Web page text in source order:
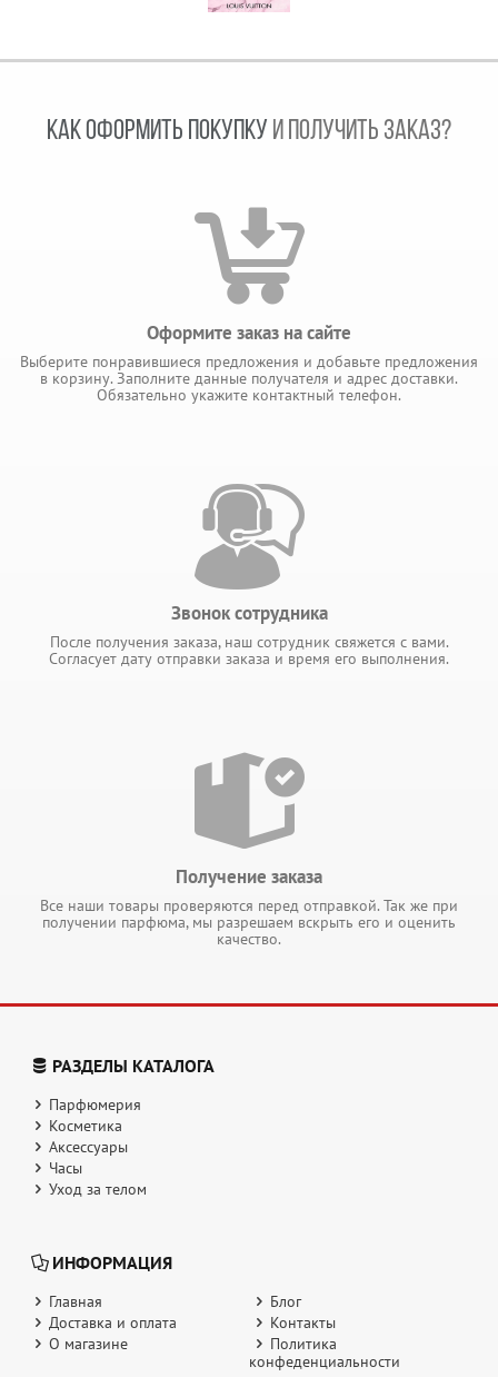
КАК ОФОРМИТЬ ПОКУПКУ И ПОЛУЧИТЬ ЗАКАЗ?
Оформите заказ на сайте
Выберите понравившиеся предложения и добавьте предложения
в корзину. Заполните данные получателя и адрес доставки.
Обязательно укажите контактный телефон.
Звонок сотрудника
После получения заказа, наш сотрудник свяжется с вами.
Согласует дату отправки заказа и время его выполнения.
Получение заказа
Все наши товары проверяются перед отправкой. Так же при
получении парфюма, мы разрешаем вскрыть его и оценить
качество.
РАЗДЕЛЫ КАТАЛОГА
Парфюмерия
Косметика
Аксессуары
Часы
Уход за телом
ИНФОРМАЦИЯ
Главная
Блог
Доставка и оплата
Контакты
О магазине
Политика
конфеденциальности